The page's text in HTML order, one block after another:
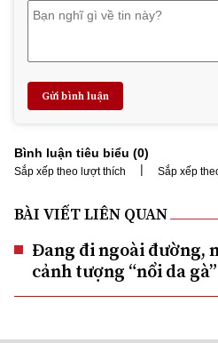
Gửi bình luận
Bình luận tiêu biểu (0)
Sắp xếp theo lượt thích | Sắp xếp
BÀI VIẾT LIÊN QUAN
Đang đi ngoài đường,
cảnh tượng “nổi da gà”